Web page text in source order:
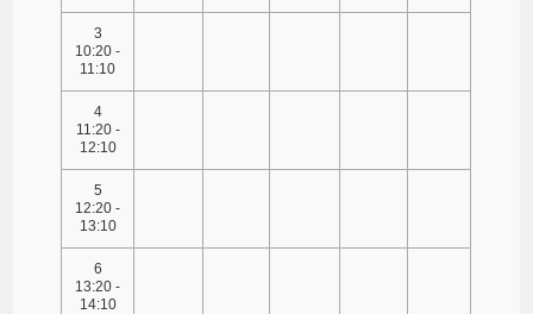
3
10:20 -
11:10
4
11:20 -
12:10
5
12:20 -
13:10
6
13:20 -
14:10